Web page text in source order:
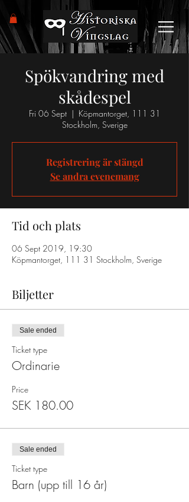
Spökvandring med
skådespel
Fri 06 Sept
  |
Köpmantorget, 111 31
Stockholm, Sverige
Registrering är stängd
Se andra evenemang
Tid och plats
06 Sept 2019, 19:30
Köpmantorget, 111 31 Stockholm, Sverige
Biljetter
Sale ended
Ticket type
Ordinarie
Price
SEK 180.00
Sale ended
Ticket type
Barn (upp till 16 år)